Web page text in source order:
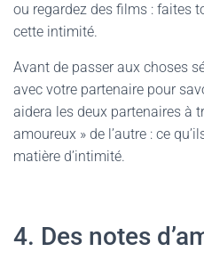
ou regardez des films : faites
cette intimité.
Avant de passer aux choses
avec votre partenaire pour
aidera les deux partenaires à
amoureux » de l’autre : ce
matière d’intimité.
4. Des notes